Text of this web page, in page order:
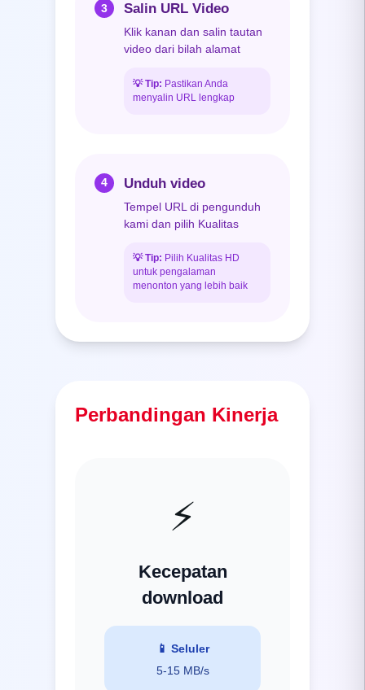
3 Salin URL Video
Klik kanan dan salin tautan
video dari bilah alamat
💡Tip: Pastikan Anda
menyalin URL lengkap
4 Unduh video
Tempel URL di pengunduh
kami dan pilih Kualitas
💡Tip: Pilih Kualitas HD
untuk pengalaman
menonton yang lebih baik
Perbandingan Kinerja
⚡
Kecepatan
download
📱 Seluler
5-15 MB/s